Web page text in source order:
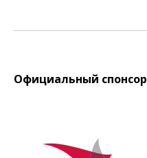
Официальный спонсор